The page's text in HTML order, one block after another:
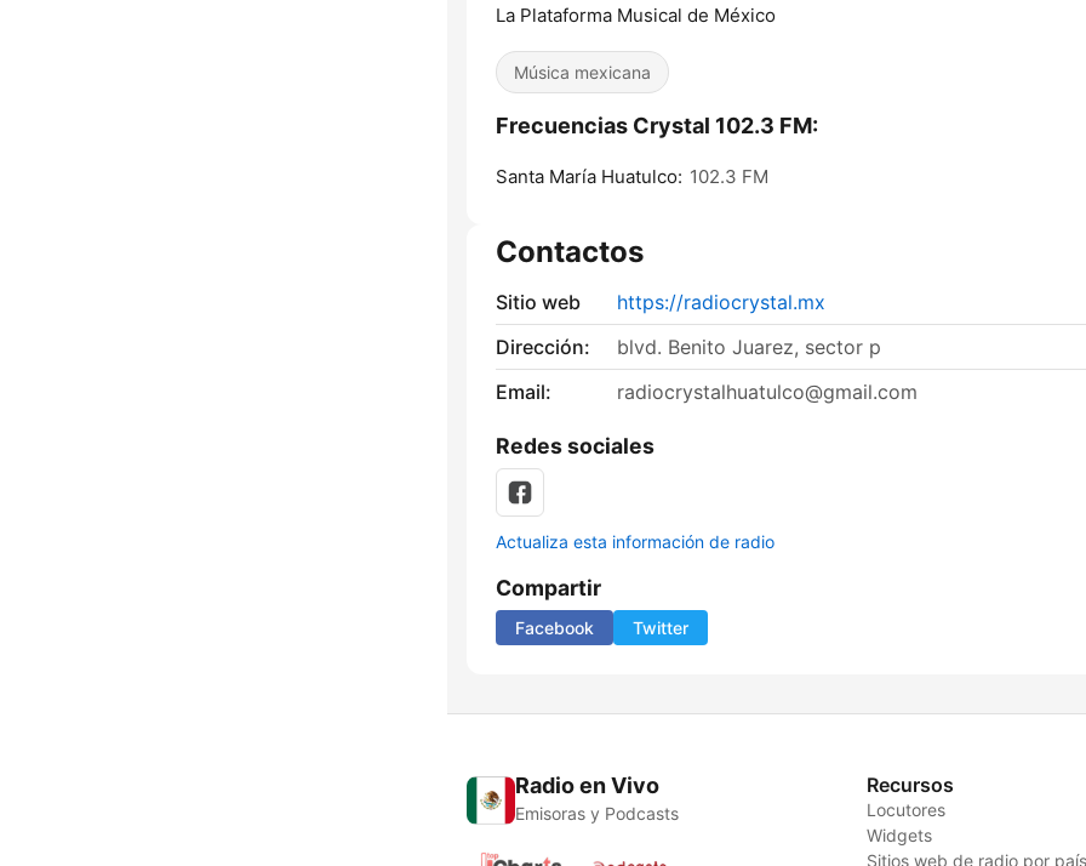
La Plataforma Musical de México
Música mexicana
Frecuencias Crystal 102.3 FM:
Santa María Huatulco: 102.3 FM
Contactos
Sitio web
https://radiocrystal.mx
Dirección:
blvd. Benito Juarez, sector p
Email:
radiocrystalhuatulco@gmail.com
Redes sociales
Actualiza esta información de radio
Compartir
Facebook Twitter
Radio en Vivo
Emisoras y Podcasts
Recursos
Locutores
Widgets
Sitios web de radio por